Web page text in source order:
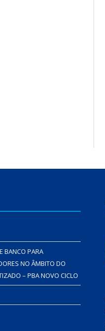
BANCO PARA
NO ÂMBITO DO
– PBA NOVO CICLO